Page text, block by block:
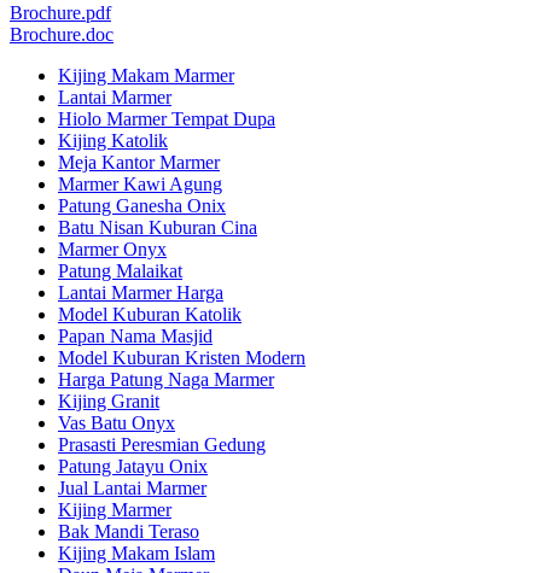
Brochure.pdf
Brochure.doc
Kijing Makam Marmer
Lantai Marmer
Hiolo Marmer Tempat Dupa
Kijing Katolik
Meja Kantor Marmer
Marmer Kawi Agung
Patung Ganesha Onix
Batu Nisan Kuburan Cina
Marmer Onyx
Patung Malaikat
Lantai Marmer Harga
Model Kuburan Katolik
Papan Nama Masjid
Model Kuburan Kristen Modern
Harga Patung Naga Marmer
Kijing Granit
Vas Batu Onyx
Prasasti Peresmian Gedung
Patung Jatayu Onix
Jual Lantai Marmer
Kijing Marmer
Bak Mandi Teraso
Kijing Makam Islam